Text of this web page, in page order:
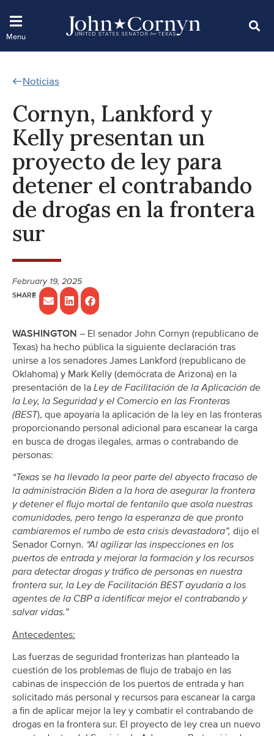
Noticias
Cornyn, Lankford y
Kelly presentan un
proyecto de ley para
detener el contrabando
de drogas en la frontera
sur
February 19, 2025
WASHINGTON – El senador John Cornyn (republicano de
Texas) ha hecho pública la siguiente declaración tras
unirse a los senadores James Lankford (republicano de
Oklahoma) y Mark Kelly (demócrata de Arizona) en la
presentación de la Ley de Facilitación de la Aplicación de
la Ley, la Seguridad y el Comercio en las Fronteras
(BEST), que apoyaría la aplicación de la ley en las fronteras
proporcionando personal adicional para escanear la carga
en busca de drogas ilegales, armas o contrabando de
personas:
“Texas se ha llevado la peor parte del abyecto fracaso de
la administración Biden a la hora de asegurar la frontera
y detener el flujo mortal de fentanilo que asola nuestras
comunidades, pero tengo la esperanza de que pronto
cambiaremos el rumbo de esta crisis devastadora”, dijo el
Senador Cornyn. “Al agilizar las inspecciones en los
puertos de entrada y mejorar la formación y los recursos
para detectar drogas y tráfico de personas en nuestra
frontera sur, la Ley de Facilitación BEST ayudaría a los
agentes de la CBP a identificar mejor el contrabando y
salvar vidas.”
Antecedentes:
Las fuerzas de seguridad fronterizas han planteado la
cuestión de los problemas de flujo de trabajo en las
cabinas de inspección de los puertos de entrada y han
solicitado más personal y recursos para escanear la carga
a fin de aplicar mejor la ley y combatir el contrabando de
drogas en la frontera sur. El proyecto de ley crea un nuevo